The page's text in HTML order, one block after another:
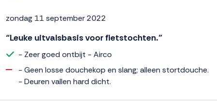
zondag 11 september 2022
“Leuke uitvalsbasis voor fietstochten.”
- Zeer goed ontbijt - Airco
- Geen losse douchekop en slang; alleen stortdouche.
- Deuren vallen hard dicht.